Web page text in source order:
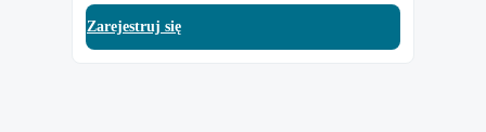
Zarejestruj się